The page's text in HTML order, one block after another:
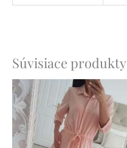
Súvisiace produkty